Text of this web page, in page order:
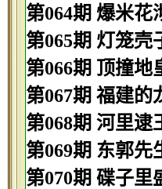
第064期 爆米花
第065期 灯笼壳
第066期 顶撞地
第067期 福建的
第068期 河里逮
第069期 东郭先
第070期 碟子里